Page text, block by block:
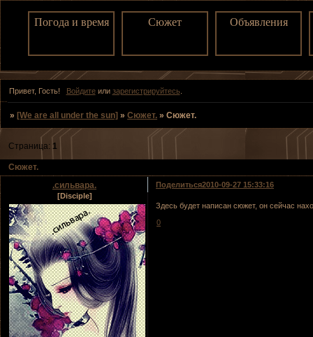
Погода и время Сюжет Объявления
Привет, Гость! Войдитеили зарегистрируйтесь
» [We are all under the sun] »Сюжет. »Сюжет.
Сюжет.
Страница: 1
Поделиться2010-09-27 15:33:16
.сильвара.
[Disciple]
Здесь будет написан сюжет, он сейчас
0